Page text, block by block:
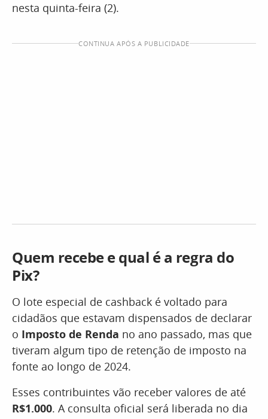
nesta quinta-feira (2).
CONTINUA APÓS A PUBLICIDADE
Quem recebe e qual é a regra do
Pix?
O lote especial de cashback é voltado para
cidadãos que estavam dispensados de declarar
o Imposto de Renda no ano passado, mas que
tiveram algum tipo de retenção de imposto na
fonte ao longo de 2024.
Esses contribuintes vão receber valores de até
R$1.000. A consulta oficial será liberada no dia